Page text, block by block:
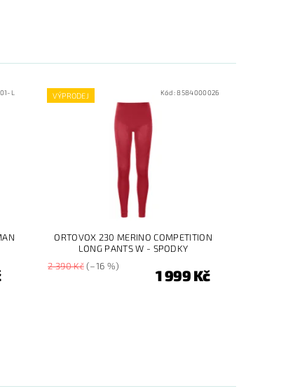
L VÝPRODEJ Kód:8584000026
ORTOVOX 230 MERINO COMPETITION
LONG PANTS W - SPODKY
2 390 Kč(–16 %)
1 999 Kč